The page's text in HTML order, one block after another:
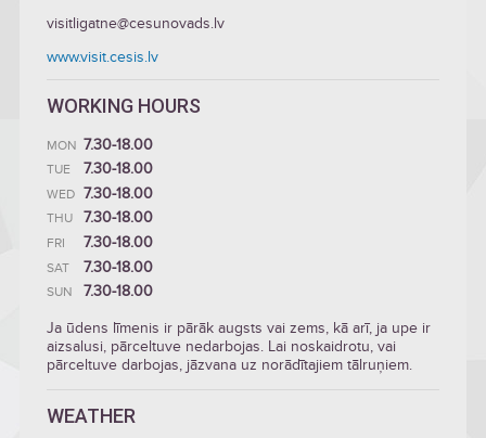
visitligatne@cesunovads.lv
www.visit.cesis.lv
WORKING HOURS
MON 7.30-18.00
TUE 7.30-18.00
WED 7.30-18.00
THU 7.30-18.00
FRI 7.30-18.00
SAT 7.30-18.00
SUN
7.30-18.00
Ja ūdens līmenis ir pārāk augsts vai zems, kā arī, ja upe ir
aizsalusi, pārceltuve nedarbojas. Lai noskaidrotu, vai
pārceltuve darbojas, jāzvana uz norādītajiem tālruņiem.
WEATHER